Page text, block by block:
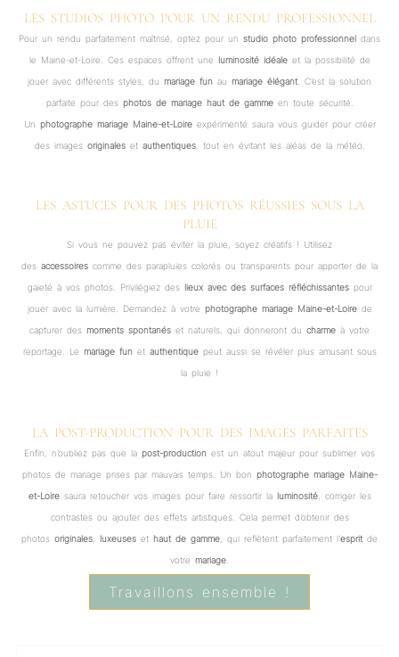
LES STUDIOS PHOTO POUR UN RENDU PROFESSIONNEL
Pour un rendu parfaitement maîtrisé, optez pour un studio photo professionnel dans
le Maine-et-Loire. Ces espaces offrent une luminosité idéaleet la possibilité de
jouer avec différents styles, du mariage fun au mariage élégant . C’est la solution
parfaite pour des photos de mariage haut de gammeen toute sécurité.
Un photographe mariage Maine-et-Loireexpérimenté saura vous guider pour créer
des images originaleset authentiques, tout en évitant les aléas de la météo.
LES ASTUCES POUR DES PHOTOS RÉUSSIES SOUS LA
PLUIE
Si vous ne pouvez pas éviter la pluie, soyez créatifs ! Utilisez
des accessoires comme des parapluies colorés ou transparents pour apporter de la
gaieté à vos photos. Privilégiez des lieux avec des surfaces réfléchissantespour
jouer avec la lumière. Demandez à votre photographe mariage Maine-et-Loirede
capturer des moments spontanés et naturels, qui donneront du charme à votre
reportage. Le mariage funet authentiquepeut aussi se révéler plus amusant sous
la pluie !
LA POST-PRODUCTION POUR DES IMAGES PARFAITES
Enfin, n’oubliez pas que la post-production est un atout majeur pour sublimer vos
photos de mariage prises par mauvais temps. Un bon photographe mariage Maine-
et-Loiresaura retoucher vos images pour faire ressortir la luminosité, corriger les
contrastes ou ajouter des effets artistiques. Cela permet d’obtenir des
photos originales luxeuses et haut de gamme , qui reflètent parfaitement l’esprit de
votre mariage
Travaillons ensemble !